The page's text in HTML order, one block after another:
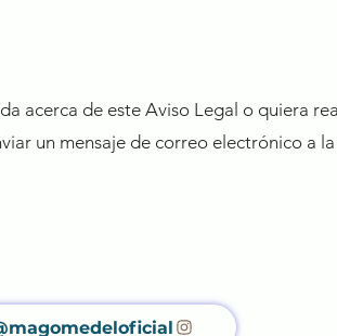
acerca de este Aviso Legal o quiera
un mensaje de correo electrónico a